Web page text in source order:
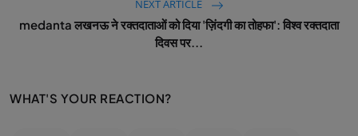
NEXT ARTICLE
medanta लखनऊ ने रक्तदाताओं को दिया 'ज़िंदगी का तोहफा': विश्व रक्तदाता
दिवस पर...
WHAT'S YOUR REACTION?